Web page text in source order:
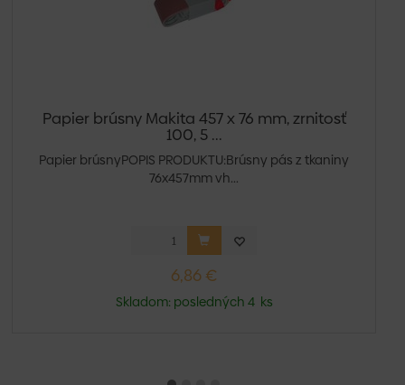
Papier brúsny Makita 457 x 76 mm, zrnitosť
100, 5 ...
Papier brúsnyPOPIS PRODUKTU:Brúsny pás z tkaniny
76x457mm vh...
6,86 €
Skladom: posledných 4 ks